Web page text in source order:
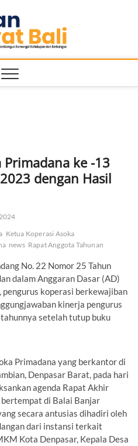
BERBANGSA
Primadana ke -13
dengan Hasil
Ketua Koperasi Asoka
news Rapat Anggota Tahunan
No. 22 Nomor 25 Tahun
dalam Anggaran Dasar (AD)
koperasi berkewajiban
kinerja pengurus
setelah tutup buku
Primadana yang berkantor di
Denpasar Barat, pada hari
agenda Rapat Akhir
bertempat di Balai Banjar
secara antusias dihadiri oleh
dari instansi terkait
Kota Denpasar, Kepala Desa